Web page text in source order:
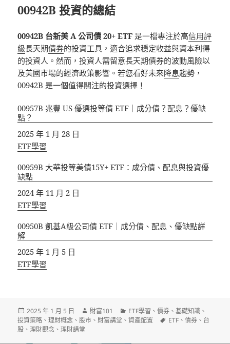
00942B 投資的總結
00942B 台新美 A 公司債 20+ ETF 是一檔專注於高信用評
級長天期債券的投資工具，適合追求穩定收益與資本利得
的投資人。然而，投資人需留意長天期債券的波動風險以
及美國市場的經濟政策影響。若您看好未來降息趨勢，
00942B 是一個值得關注的投資選擇！
00957B 兆豐 US 優選投等債 ETF｜成分債？配息？優缺
點？
日期
2025 年 1 月 28 日
關於
ETF學習
00959B 大華投等美債15Y+ ETF：成分債、配息與投資優
缺點
日期
2024 年 11 月 2 日
關於
ETF學習
00950B 凱基A級公司債 ETF｜成分債、配息、優缺點詳
解
日期
2025 年 1 月 5 日
關於
ETF學習
發
佈
日
2025 年 1 月 5 日
作
者
財富101
分
類
ETF學習 、債券 、基礎知識 、
投資策略 、理財概念 、股市 、 財富講堂 、資產配置
標
ETF 、債券 、 台
股 、理財觀念 、理財講堂